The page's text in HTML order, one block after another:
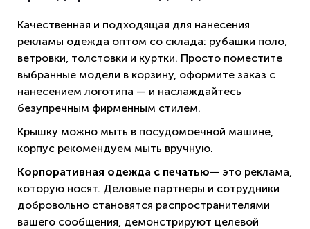
Качественная и подходящая для нанесения
рекламы одежда оптом со склада: рубашки поло,
ветровки, толстовки и куртки. Просто поместите
выбранные модели в корзину, оформите заказ с
нанесением логотипа — и наслаждайтесь
безупречным фирменным стилем.
Крышку можно мыть в посудомоечной машине,
корпус рекомендуем мыть вручную.
Корпоративная одежда с печатью— это реклама,
которую носят. Деловые партнеры и сотрудники
добровольно становятся распространителями
вашего сообщения, демонстрируют целевой